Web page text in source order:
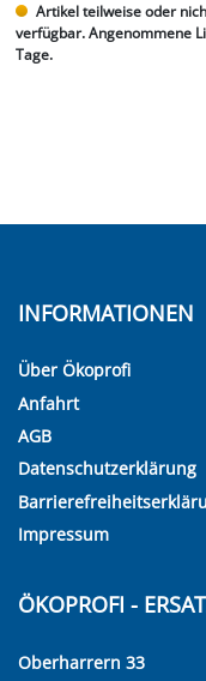
Artikel teilweise oder
verfügbar. Angenommene
Tage.
INFORMATIONEN
Über Ökoprofi
Anfahrt
AGB
Datenschutzerklärung
Impressum
ÖKOPROFI -
Oberharrern 33